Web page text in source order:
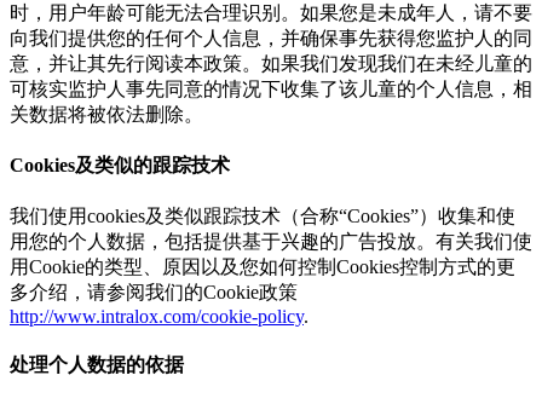
时，用户年龄可能无法合理识别。如果您是未成年人，请不要
向我们提供您的任何个人信息，并确保事先获得您监护人的同
意，并让其先行阅读本政策。如果我们发现我们在未经儿童的
可核实监护人事先同意的情况下收集了该儿童的个人信息，相
关数据将被依法删除。
Cookies及类似的跟踪技术
我们使用cookies及类似跟踪技术（合称“Cookies”）收集和使
用您的个人数据，包括提供基于兴趣的广告投放。有关我们使
用Cookie的类型、原因以及您如何控制Cookies控制方式的更
多介绍，请参阅我们的Cookie政策
http://www.intralox.com/cookie-policy.
处理个人数据的依据